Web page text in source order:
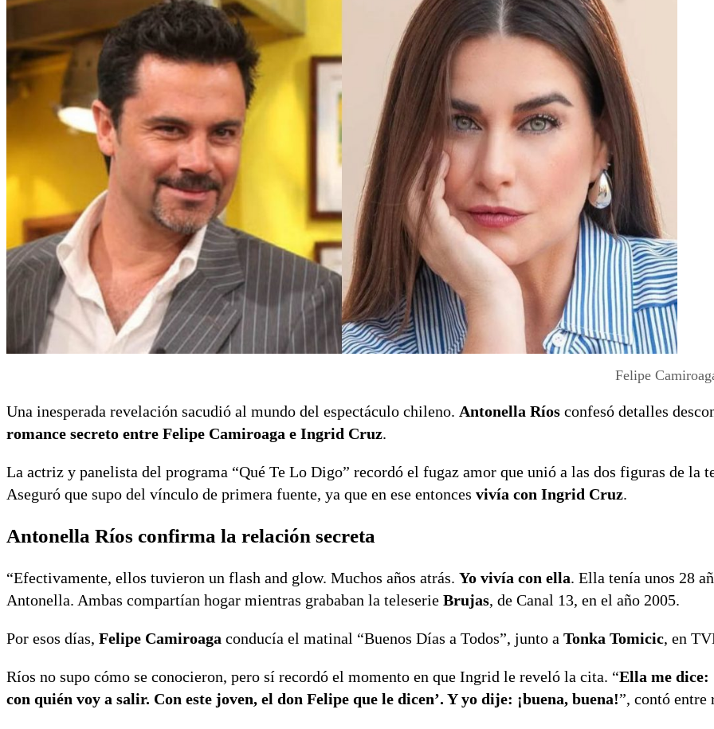
Felipe
Una inesperada revelación sacudió al mundo del espectáculo chileno. Antonella Ríos confesó detalles
romance secreto entre Felipe Camiroaga e Ingrid Cruz.
La actriz y panelista del programa “Qué Te Lo Digo” recordó el fugaz amor que unió a las dos figuras de la
Aseguró que supo del vínculo de primera fuente, ya que en ese entonces vivía con Ingrid Cruz.
Antonella Ríos confirma la relación secreta
“Efectivamente, ellos tuvieron un flash and glow. Muchos años atrás. Yo vivía con ella. Ella tenía unos 28
Antonella. Ambas compartían hogar mientras grababan la teleserie Brujas, de Canal 13, en el año 2005.
Por esos días, Felipe Camiroaga conducía el matinal “Buenos Días a Todos”, junto a Tonka Tomicic, en
Ríos no supo cómo se conocieron, pero sí recordó el momento en que Ingrid le reveló la cita. “Ella me dice:
con quién voy a salir. Con este joven, el don Felipe que le dicen’. Y yo dije: ¡buena, buena!”, contó entre